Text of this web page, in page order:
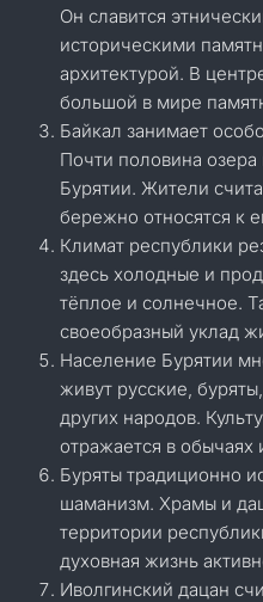
Он славится
историческими
архитектурой. В
большой в мире
Байкал занимает
Почти половина
Бурятии. Жители
бережно относятся к
Климат республики
здесь холодные и
тёплое и солнечное.
своеобразный уклад
Население Бурятии
живут русские,
других народов.
отражается в обычаях
Буряты традиционно
шаманизм. Храмы и
территории
духовная жизнь
Иволгинский дацан